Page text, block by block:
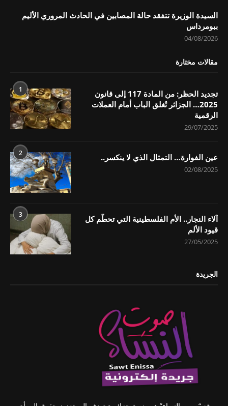
السيدة الوزيرة تتفقد حالة المصابين في الحادث المروري الأليم
ببومرداس
04/08/2026
مقالات مختارة
1
تجديد الحظر: من المادة 117 إلى قانون
2025… الجزائر تُغلق الباب أمام العملات
الرقمية
29/07/2025
2 عين الفوارة… التمثال الذي لا ينكسر..
02/08/2025
3
آلاء النجار.. الأم الفلسطينية التي تحطّم كل
قيود الألم
27/05/2025
الجريدة